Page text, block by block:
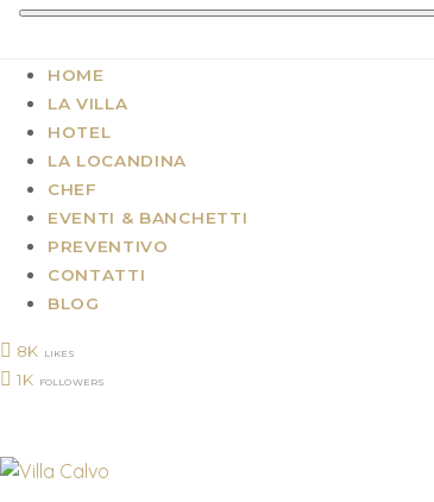
HOME
LA VILLA
HOTEL
LA LOCANDINA
CHEF
EVENTI & BANCHETTI
PREVENTIVO
CONTATTI
BLOG
8K LIKES
1K FOLLOWERS